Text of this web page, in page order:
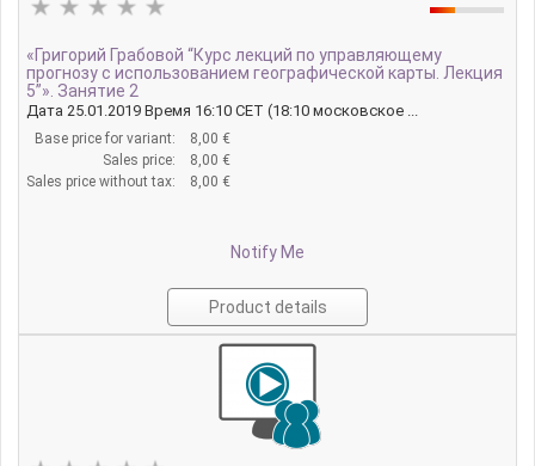
«Григорий Грабовой “Курс лекций по управляющему
прогнозу с использованием географической карты. Лекция
5”». Занятие 2
Дата 25.01.2019 Время 16:10 CET (18:10 московское ...
Base price for variant:
8,00 €
Sales price:
8,00 €
Sales price without tax:
8,00 €
Notify Me
Product details